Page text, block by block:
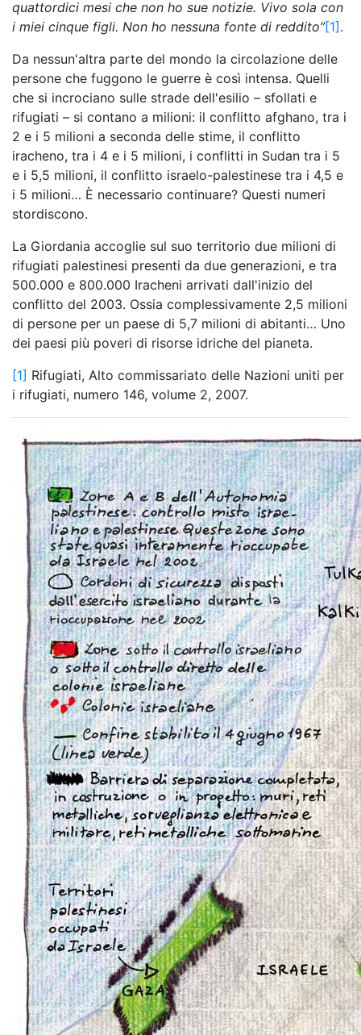
quattordici mesi che non ho sue notizie. Vivo sola con
i miei cinque figli. Non ho nessuna fonte di reddito”[1] .
Da nessun'altra parte del mondo la circolazione delle
persone che fuggono le guerre è così intensa. Quelli
che si incrociano sulle strade dell'esilio – sfollati e
rifugiati – si contano a milioni: il conflitto afghano, tra i
2 e i 5 milioni a seconda delle stime, il conflitto
iracheno, tra i 4 e i 5 milioni, i conflitti in Sudan tra i 5
e i 5,5 milioni, il conflitto israelo-palestinese tra i 4,5 e
i 5 milioni… È necessario continuare? Questi numeri
stordiscono.
La Giordania accoglie sul suo territorio due milioni di
rifugiati palestinesi presenti da due generazioni, e tra
500.000 e 800.000 Iracheni arrivati dall'inizio del
conflitto del 2003. Ossia complessivamente 2,5 milioni
di persone per un paese di 5,7 milioni di abitanti… Uno
dei paesi più poveri di risorse idriche del pianeta.
[1] Rifugiati, Alto commissariato delle Nazioni uniti per
i rifugiati, numero 146, volume 2, 2007.